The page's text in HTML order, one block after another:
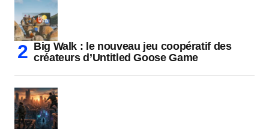
Big Walk : le nouveau jeu coopératif des
créateurs d’Untitled Goose Game